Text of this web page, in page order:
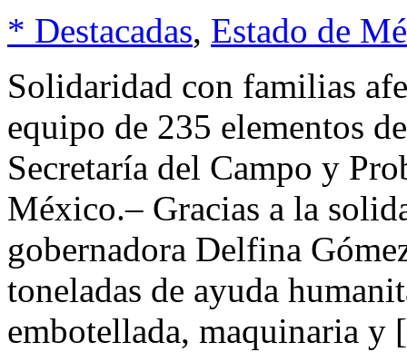
* Destacadas, Estado de
Solidaridad con familias
equipo de 235 elementos
Secretaría del Campo y
México.– Gracias a la
gobernadora Delfina
toneladas de ayuda
embotellada, maquinaria